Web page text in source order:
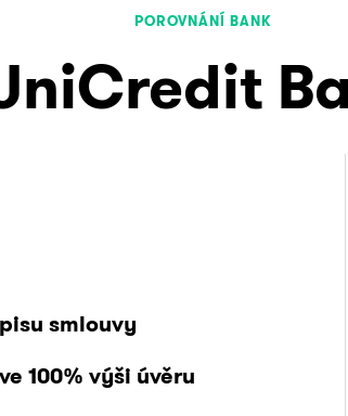
POROVNÁNÍ BANK
smlouvy
100% výši úvěru